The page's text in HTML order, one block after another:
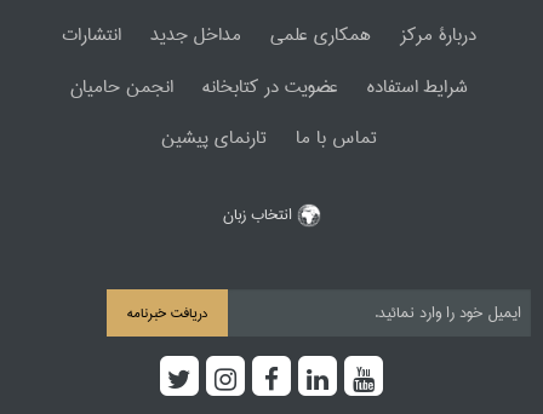
دربارۀ مرکز همکاری علمی مداخل جدید
انتشارات
شرایط استفاده
عضویت در کتابخانه
انجمن حامیان
تماس با ما
تارنمای پیشین
انتخاب زبان
دریافت خبرنامه